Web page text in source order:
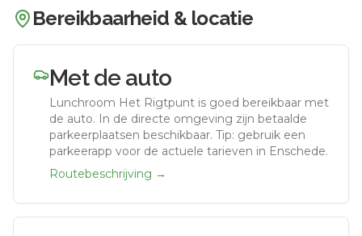
Bereikbaarheid & locatie
Met de auto
Lunchroom Het Rigtpunt is goed bereikbaar met
de auto. In de directe omgeving zijn betaalde
parkeerplaatsen beschikbaar. Tip: gebruik een
parkeerapp voor de actuele tarieven in Enschede.
Routebeschrijving →